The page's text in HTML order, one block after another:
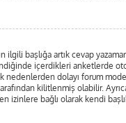
ilgili başlığa artık cevap
içerdikleri anketlerde
nedenlerden dolayı forum
kilitlenmiş olabilir.
izinlere bağlı olarak kendi